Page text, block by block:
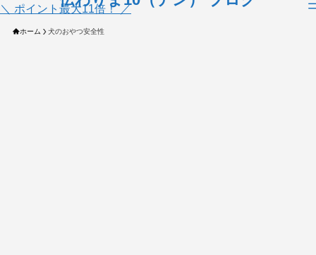
＼ ポイント最大11倍！ ／
ホーム 犬のおやつ安全性